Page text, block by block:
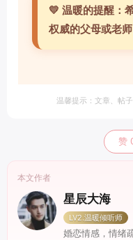
💛 温暖的提醒：
权威的父母或老师
温馨提示：文章、帖
赞
本文作者
星辰大海
LV2.温暖倾听师
婚恋情感，情绪